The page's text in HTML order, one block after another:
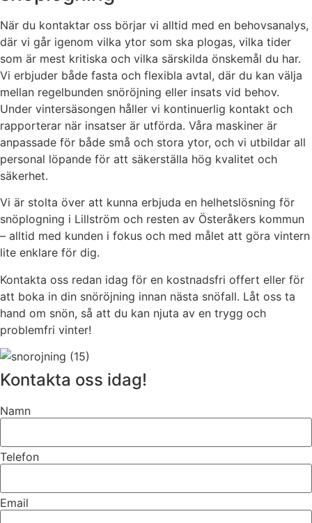
När du kontaktar oss börjar vi alltid med en behovsanalys,
där vi går igenom vilka ytor som ska plogas, vilka tider
som är mest kritiska och vilka särskilda önskemål du har.
Vi erbjuder både fasta och flexibla avtal, där du kan välja
mellan regelbunden snöröjning eller insats vid behov.
Under vintersäsongen håller vi kontinuerlig kontakt och
rapporterar när insatser är utförda. Våra maskiner är
anpassade för både små och stora ytor, och vi utbildar all
personal löpande för att säkerställa hög kvalitet och
säkerhet.
Vi är stolta över att kunna erbjuda en helhetslösning för
snöplogning i Lillström och resten av Österåkers kommun
– alltid med kunden i fokus och med målet att göra vintern
lite enklare för dig.
Kontakta oss redan idag för en kostnadsfri offert eller för
att boka in din snöröjning innan nästa snöfall. Låt oss ta
hand om snön, så att du kan njuta av en trygg och
problemfri vinter!
Kontakta oss idag!
Namn
Telefon
Email